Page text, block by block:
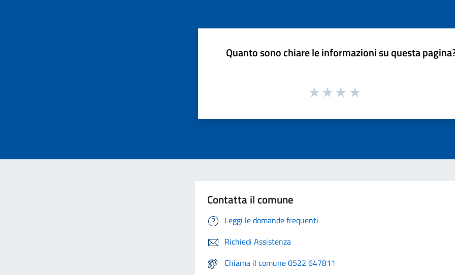
Quanto sono chiare le informazioni su questa
Contatta il comune
Leggi le domande frequenti
Richiedi Assistenza
Chiama il comune 0522 647811